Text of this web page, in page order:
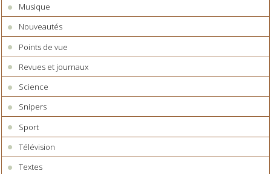
Musique
Nouveautés
Points de vue
Revues et journaux
Science
Snipers
Sport
Télévision
Textes